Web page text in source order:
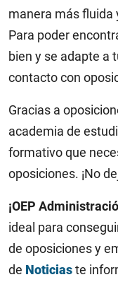
manera más fluida
Para poder
bien y se adapte a
contacto con
Gracias a
academia de
formativo que
oposiciones. ¡No
¡OEP
ideal para
de oposiciones y
de Noticiaste